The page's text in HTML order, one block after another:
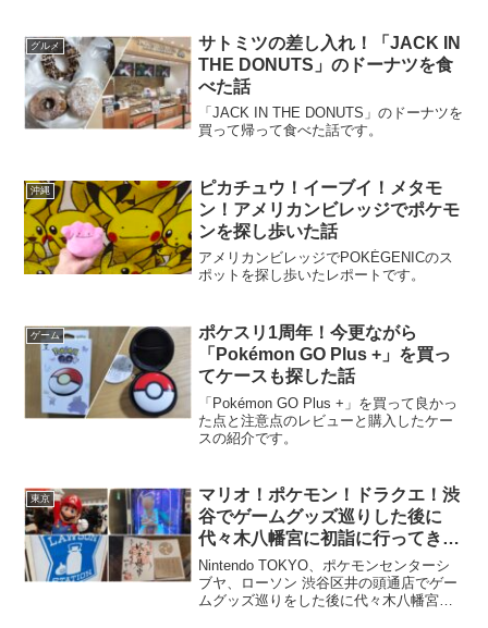
グルメ
サトミツの差し入れ！「JACK IN
THE DONUTS」のドーナツを食
べた話
「JACK IN THE DONUTS」のドーナツを
買って帰って食べた話です。
沖縄
ピカチュウ！イーブイ！メタモ
ン！アメリカンビレッジでポケモ
ンを探し歩いた話
アメリカンビレッジでPOKÉGENICのス
ポットを探し歩いたレポートです。
ゲーム
ポケスリ1周年！今更ながら
「Pokémon GO Plus +」を買っ
てケースも探した話
「Pokémon GO Plus +」を買って良かっ
た点と注意点のレビューと購入したケー
スの紹介です。
東京
マリオ！ポケモン！ドラクエ！渋
谷でゲームグッズ巡りした後に
代々木八幡宮に初詣に行ってきた
話
Nintendo TOKYO、ポケモンセンターシ
ブヤ、ローソン 渋谷区井の頭通店でゲー
ムグッズ巡りをした後に代々木八幡宮で